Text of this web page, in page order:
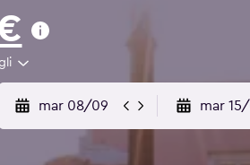
mar 08/09 mar